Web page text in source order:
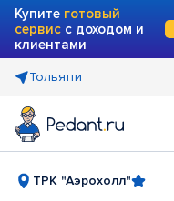
Купите готовый
сервис с доходом и
клиентами
Тольятти
ТРК "Аэрохолл"